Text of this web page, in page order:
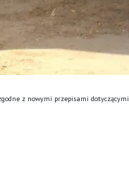
z nowymi przepisami dotyczącymi